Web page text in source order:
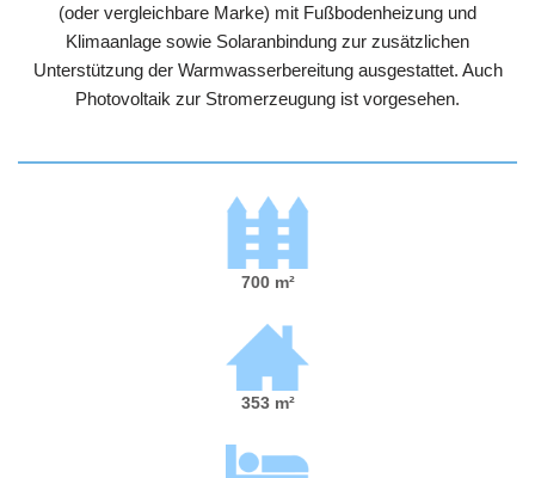
(oder vergleichbare Marke) mit Fußbodenheizung und
Klimaanlage sowie Solaranbindung zur zusätzlichen
Unterstützung der Warmwasserbereitung ausgestattet. Auch
Photovoltaik zur Stromerzeugung ist vorgesehen.
700 m²
353 m²